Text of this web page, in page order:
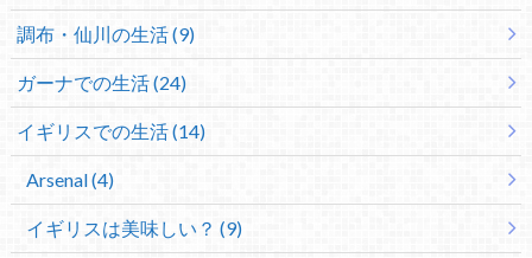
調布・仙川の生活 (9)
ガーナでの生活 (24)
イギリスでの生活 (14)
Arsenal (4)
イギリスは美味しい？ (9)